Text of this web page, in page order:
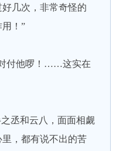
几次，非常奇怪的
！”
他啰！……这实在
和云八，面面相觑
，都有说不出的苦